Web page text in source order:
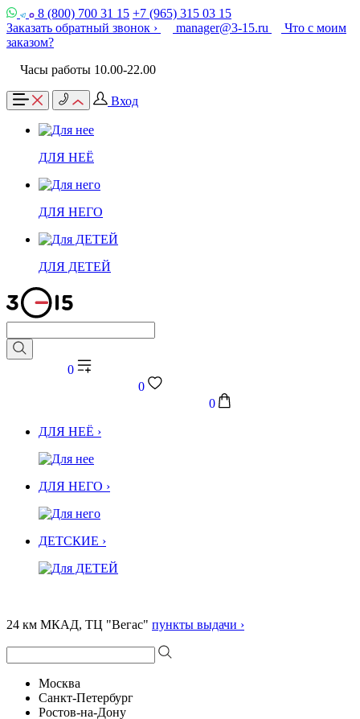
8 (800) 700 31 15 +7 (965) 315 03 15
Заказать обратный звонок ›
manager@3-15.ru
Что с моим
заказом?
Часы работы 10.00-22.00
Вход
ДЛЯ НЕЁ
ДЛЯ НЕГО
ДЛЯ ДЕТЕЙ
0
0
0
ДЛЯ НЕЁ ›
ДЛЯ НЕГО ›
ДЕТСКИЕ ›
24 км МКАД, ТЦ "Вегас" пункты выдачи ›
Москва
Санкт-Петербург
Ростов-на-Дону